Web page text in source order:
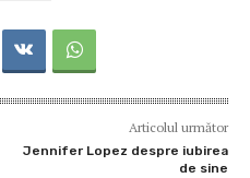
Articolul următor
Jennifer Lopez despre iubirea
de sine